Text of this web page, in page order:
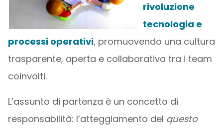
rivoluzione
tecnologia e
processi operativi, promuovendo una cultura
trasparente, aperta e collaborativa tra i team
coinvolti.
L’assunto di partenza è un concetto di
responsabilità: l’atteggiamento del questo